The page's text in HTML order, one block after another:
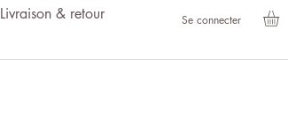
Livraison & retour Se connecter